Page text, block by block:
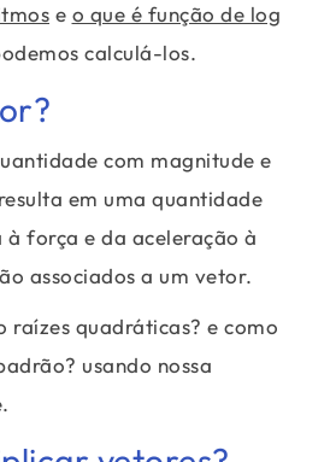
e o que é função de log
calculá-los.
com magnitude e
em uma quantidade
à força e da aceleração à
associados a um vetor.
raízes quadráticas? e como
usando nossa